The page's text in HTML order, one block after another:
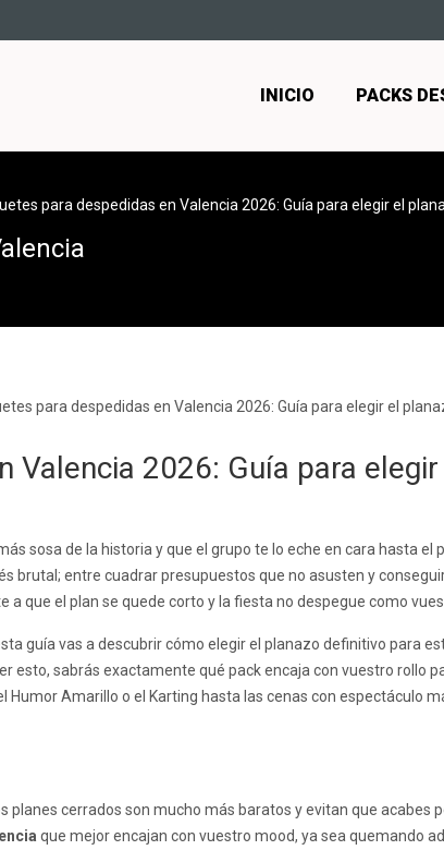
INICIO PACKS
para despedidas en Valencia 2026: Guía para elegir el
Valencia 2026: Guía para
sosa de la historia y que el grupo te lo eche en cara hasta el
brutal; entre cuadrar presupuestos que no asusten y
que el plan se quede corto y la fiesta no despegue como
guía vas a descubrir cómo elegir el planazo definitivo para
esto, sabrás exactamente qué pack encaja con vuestro rollo
Amarillo o el Karting hasta las cenas con espectáculo
planes cerrados son mucho más baratos y evitan que acabes
que mejor encajan con vuestro mood, ya sea quemando